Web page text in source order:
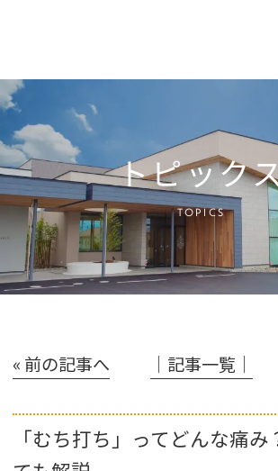
トピック
TOPICS
« 前の記事へ │記事一覧│
「むち打ち」ってどんな痛み